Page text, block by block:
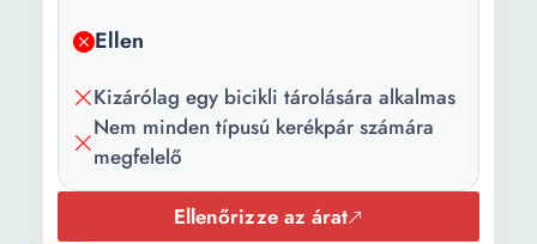
Ellen
Kizárólag egy bicikli tárolására alkalmas
Nem minden típusú kerékpár számára
megfelelő
Ellenőrizze az árat